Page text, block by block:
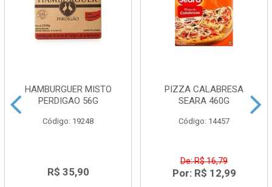
HAMBURGUER MISTO
PERDIGAO 56G
Código: 19248
R$ 35,90
PIZZA CALABRESA
SEARA 460G
Código: 14457
De: R$ 16,79
Por: R$ 12,99